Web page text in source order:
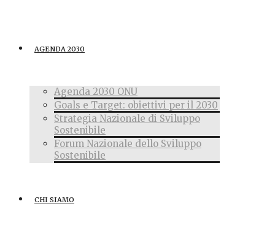
AGENDA 2030
Agenda 2030 ONU
Goals e Target: obiettivi per il 2030
Strategia Nazionale di Sviluppo
Sostenibile
Forum Nazionale dello Sviluppo
Sostenibile
CHI SIAMO